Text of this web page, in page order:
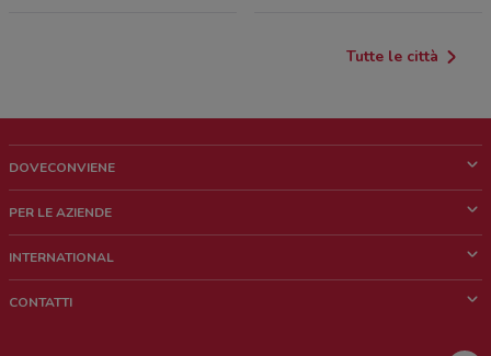
Tutte le città
DOVECONVIENE
Chi siamo
Lavora con noi
PER LE AZIENDE
Richieste commerciali e marketing
INTERNATIONAL
CONTATTI